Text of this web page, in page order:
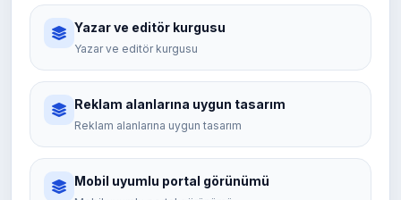
Yazar ve editör kurgusu
Yazar ve editör kurgusu
Reklam alanlarına uygun tasarım
Reklam alanlarına uygun tasarım
Mobil uyumlu portal görünümü